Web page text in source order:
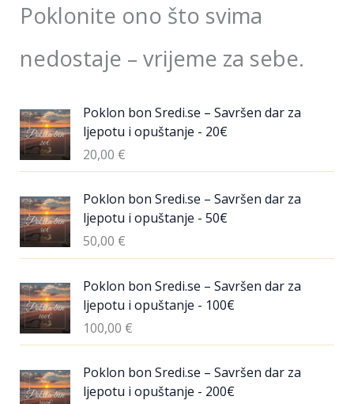
Poklonite ono što svima
nedostaje – vrijeme za sebe.
Poklon bon Sredi.se – Savršen dar za
ljepotu i opuštanje - 20€
20,00 €
Poklon bon Sredi.se – Savršen dar za
ljepotu i opuštanje - 50€
50,00 €
Poklon bon Sredi.se – Savršen dar za
ljepotu i opuštanje - 100€
100,00 €
Poklon bon Sredi.se – Savršen dar za
ljepotu i opuštanje - 200€